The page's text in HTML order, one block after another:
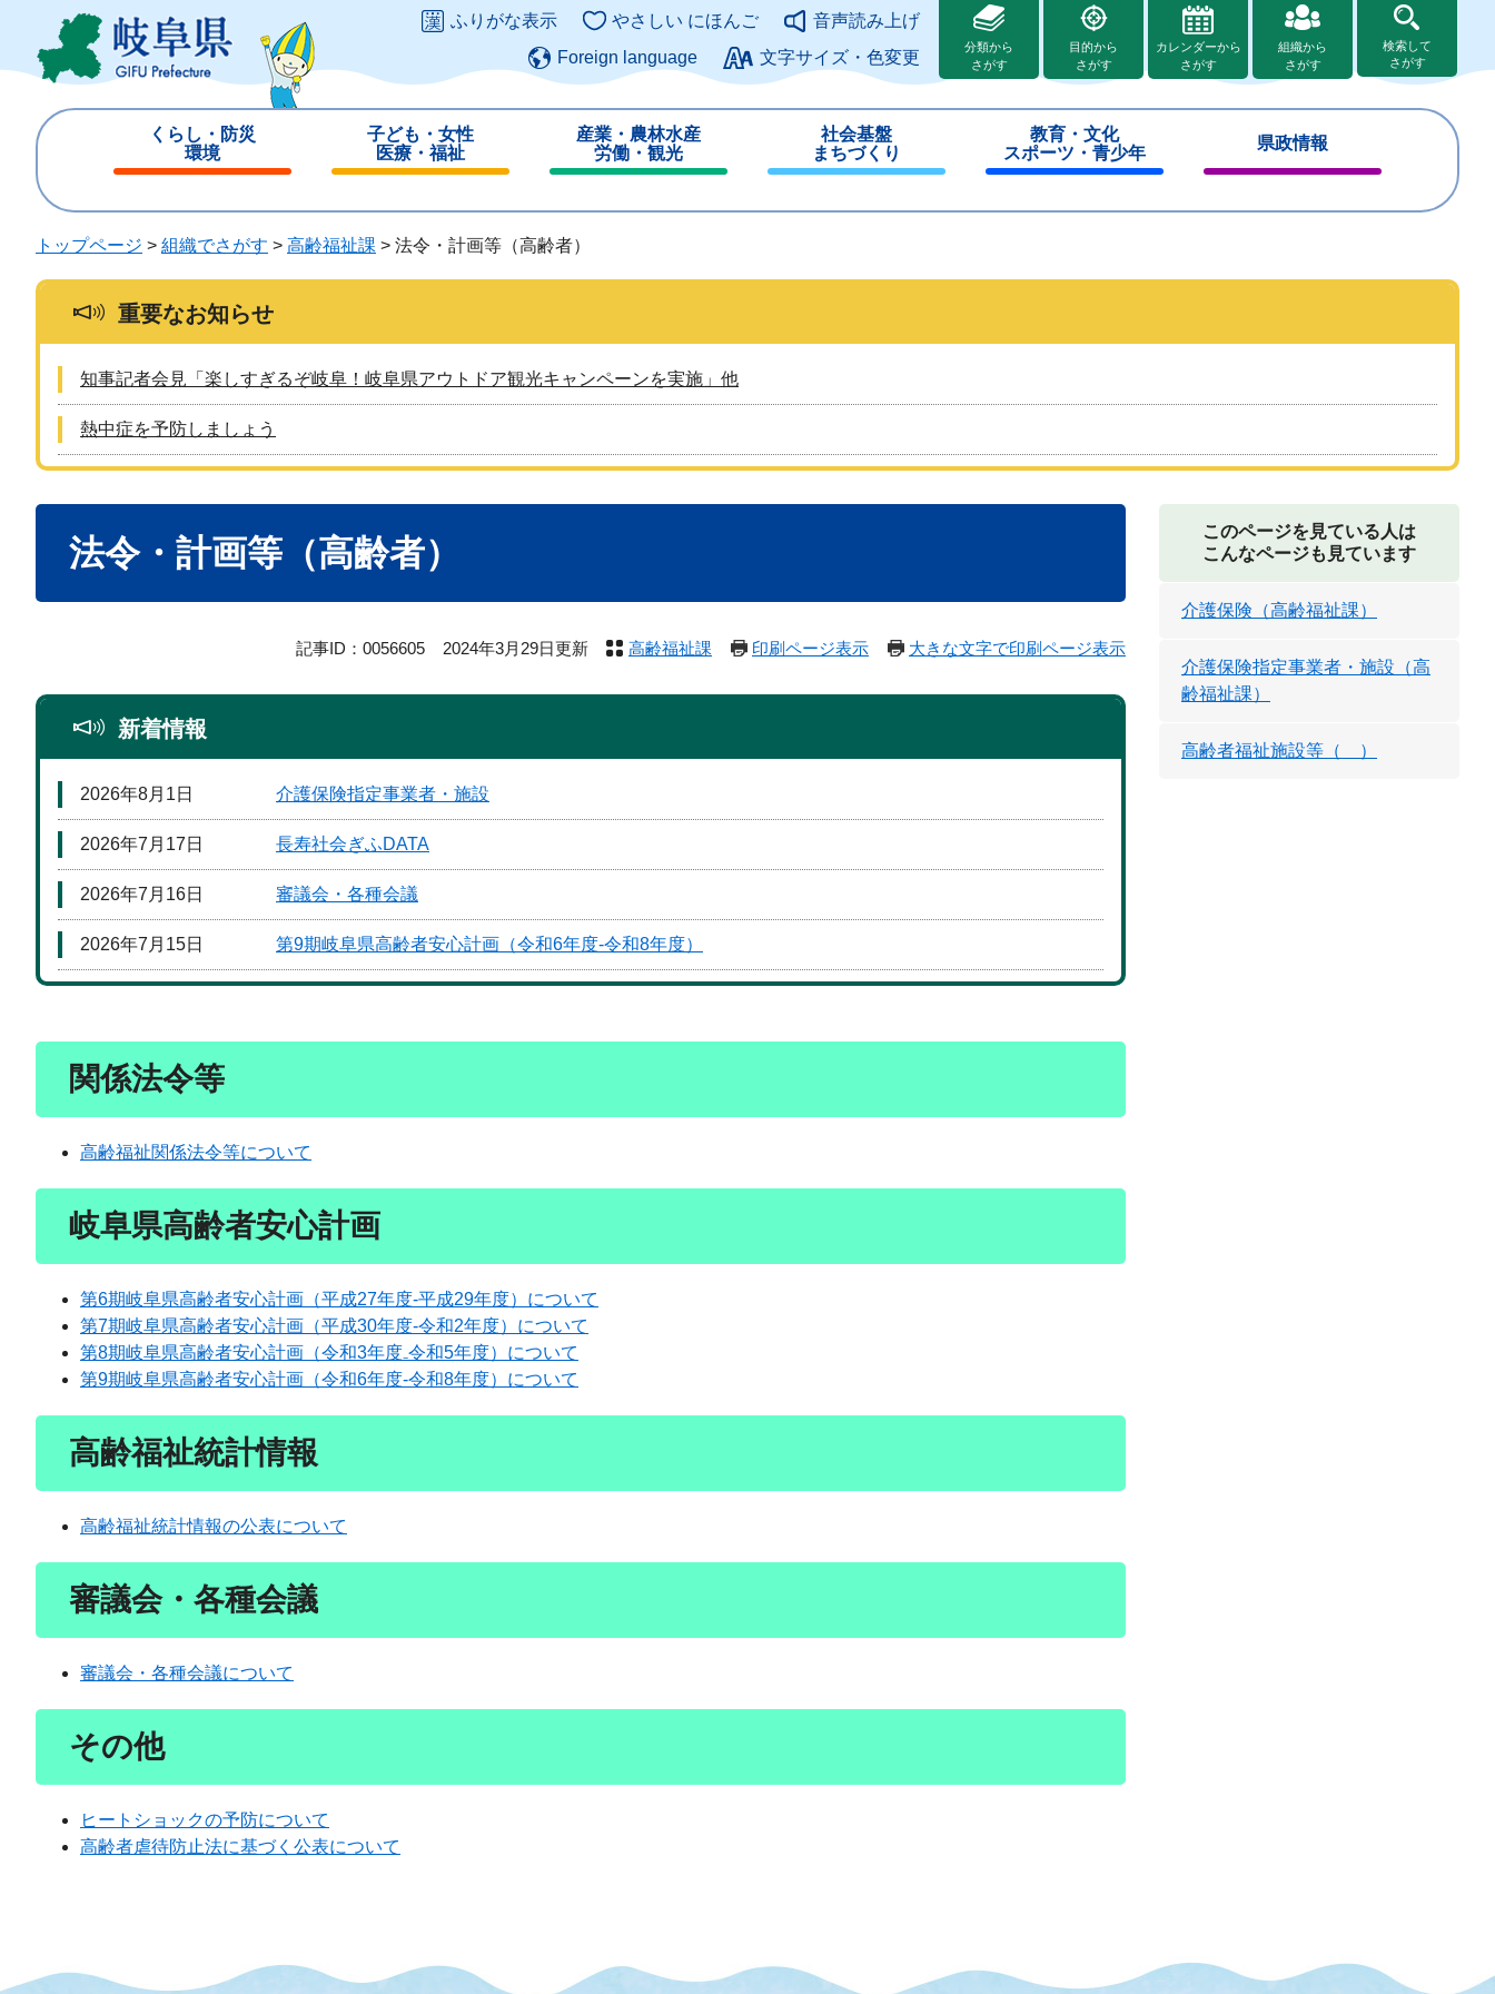
ジ
ュ
このページの本文へ
ふりがな表示 やさしい にほんご
音声読み上げ
Foreign language
文字サイズ・色変更
分類から
さがす
目的から
さがす
カレンダーから
さがす
組織から
さがす
検索して
さがす
くらし・防災
環境
じ
子ども・女性
医療・福祉
じ
る
産業・農林水産
労働・観光
じ
る
社会基盤
まちづくり
じ
教育・文化
スポーツ・青少年
じ
県政情報
じ
トップページ > 組織でさがす > 高齢福祉課 > 法令・計画等（高齢者）
重要なお知らせ
知事記者会見「楽しすぎるぞ岐阜！岐阜県アウトドア観光キャンペーンを実施」他
熱中症を予防しましょう
法令・計画等（高齢者）
記事ID：0056605 2024年3月29日更新 高齢福祉課 印刷ページ表示 大きな文字で印刷ページ表示
新着情報
2026年8月1日 介護保険指定事業者・施設
2026年7月17日 長寿社会ぎふDATA
2026年7月16日 審議会・各種会議
2026年7月15日 第9期岐阜県高齢者安心計画（令和6年度-令和8年度）
関係法令等
高齢福祉関係法令等について
岐阜県高齢者安心計画
第6期岐阜県高齢者安心計画（平成27年度-平成29年度）について
第7期岐阜県高齢者安心計画（平成30年度-令和2年度）について
第8期岐阜県高齢者安心計画（令和3年度₋令和5年度）について
第9期岐阜県高齢者安心計画（令和6年度-令和8年度）について
高齢福祉統計情報
高齢福祉統計情報の公表について
審議会・各種会議
審議会・各種会議について
その他
ヒートショックの予防について
高齢者虐待防止法に基づく公表について
このページを見ている人は
こんなページも見ています
介護保険（高齢福祉課）
介護保険指定事業者・施設（高
齢福祉課）
高齢者福祉施設等（ ）